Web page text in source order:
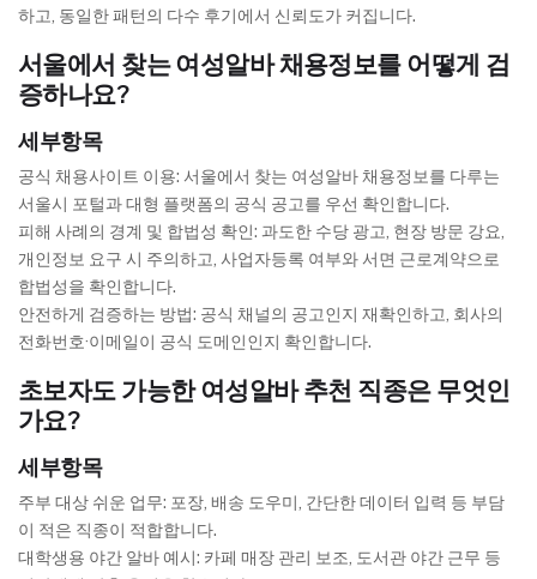
하고, 동일한 패턴의 다수 후기에서 신뢰도가 커집니다.
서울에서 찾는 여성알바 채용정보를 어떻게 검
증하나요?
세부항목
공식 채용사이트 이용: 서울에서 찾는 여성알바 채용정보를 다루는
서울시 포털과 대형 플랫폼의 공식 공고를 우선 확인합니다.
피해 사례의 경계 및 합법성 확인: 과도한 수당 광고, 현장 방문 강요,
개인정보 요구 시 주의하고, 사업자등록 여부와 서면 근로계약으로
합법성을 확인합니다.
안전하게 검증하는 방법: 공식 채널의 공고인지 재확인하고, 회사의
전화번호·이메일이 공식 도메인인지 확인합니다.
초보자도 가능한 여성알바 추천 직종은 무엇인
가요?
세부항목
주부 대상 쉬운 업무: 포장, 배송 도우미, 간단한 데이터 입력 등 부담
이 적은 직종이 적합합니다.
대학생용 야간 알바 예시: 카페 매장 관리 보조, 도서관 야간 근무 등